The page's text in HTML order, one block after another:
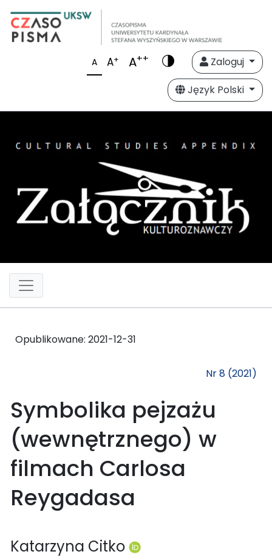
A A+ A++
Zaloguj
Język Polski
Opublikowane: 2021-12-31
Nr 8 (2021)
Symbolika pejzażu
(wewnętrznego) w
filmach Carlosa
Reygadasa
Katarzyna Citko